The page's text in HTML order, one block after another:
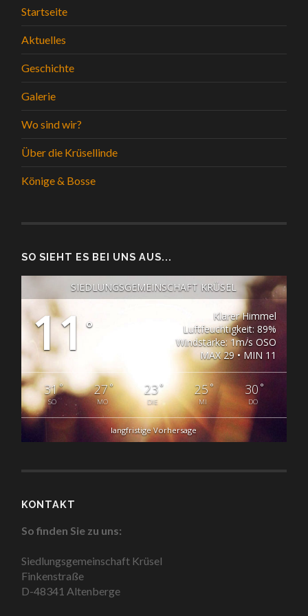
Startseite
Aktuelles
Geschichte
Galerie
Wo sind wir?
Über die Krüsellinde
Könige & Bosse
SO SIEHT ES BEI UNS AUS...
SIEDLUNGSGEMEINSCHAFT KRÜSEL
11 °
Klarer Himmel
Luftfeuchtigkeit: 89%
Windstärke: 1m/s OSO
MAX 29 • MIN 11
31°
SO
27°
MO
23°
DIE
25°
MI
30 °
DO
langfristige Vorhersage
KONTAKT
So finden Sie zu uns:
Siedlungsgemeinschaft Krüsel
Finkenstraße
D-48341 Altenberge